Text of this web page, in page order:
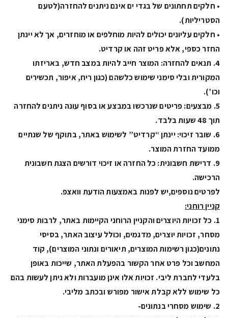
• חלקים תחתונים של בגדי ים אינם ניתנים להחזרה(לטעם
הסטריליות).
• חלקים עליונים יכולים להיות מוחלפים או מוחזרים, אך לא יינתן
החזר כספי, אלא פריט זהה או קרדיט.
4. תנאים להחזרה: המוצר חייב להיות במצב חדש, באריזתו
המקורית ובלי סימני שימוש כלשהם (כגון ריח, איפור, תכשירים
וכו’).
5. מבצעים: פריטים שנרכשו במבצע או בסוף עונה ניתנים להחזרה
תוך 48 שעות בלבד.
6. שובר זיכוי: יינתן “קרדיט” לשימוש באתר, בתוקף של שנתיים
ממועד החזרת המוצר.
9. דרישת חשבונית: כל החזרה או זיכוי דורשים הצגת חשבונית
הרכישה.
לפרטים נוספים,יש לפנות באמצעות הודעת וואצפ.
קניין רוחני:
1. כל זכויות היוצרים והקניין הרוחני הקיימות באתר, לרבות סימני
מסחר, זכויות יוצרים, מדגמים, וכולל עיצוב האתר, בסיסי
נתונים(כגון רשימות המוצרים, תיאורים ונתוני המוצרים), קוד
המחשב וכל פרט אחר הקשור בהפעלת האתר, שייכות באופן
בלעדי לחברת ליבי. זכויות אלו אינן מועברות ולא ניתן לעשות בהם
כל שימוש ללא קבלת אישור מפורש ובכתב מליבי.
2. שימוש מסחרי בנתונים-